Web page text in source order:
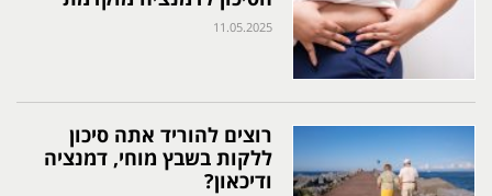
11.05.2025
רוצים להוריד אתה סיכון
ללקות בשבץ מוחי, דמנציה
ודיכאון?